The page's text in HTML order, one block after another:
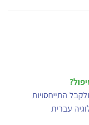
התייחסויות
עברית